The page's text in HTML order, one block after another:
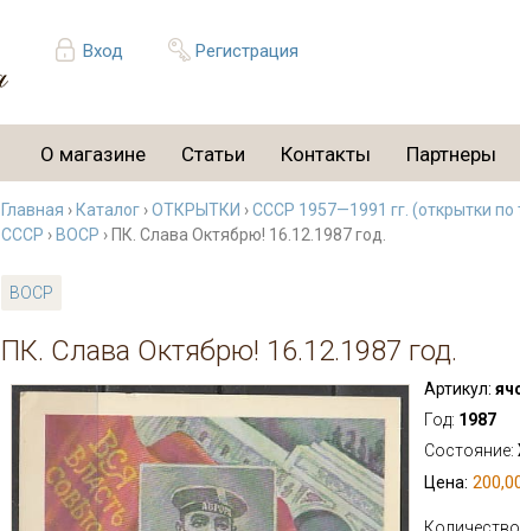
Вход Регистрация
О магазине Статьи Контакты Партнеры
Главная › Каталог ›ОТКРЫТКИ ›СССР 1957—1991 гг. (открытки по
СССР › ВОСР › ПК. Слава Октябрю! 16.12.1987 год.
ВОСР
ПК. Слава Октябрю! 16.12.1987 год.
Артикул:
Год: 1987
Состояние:
Цена: